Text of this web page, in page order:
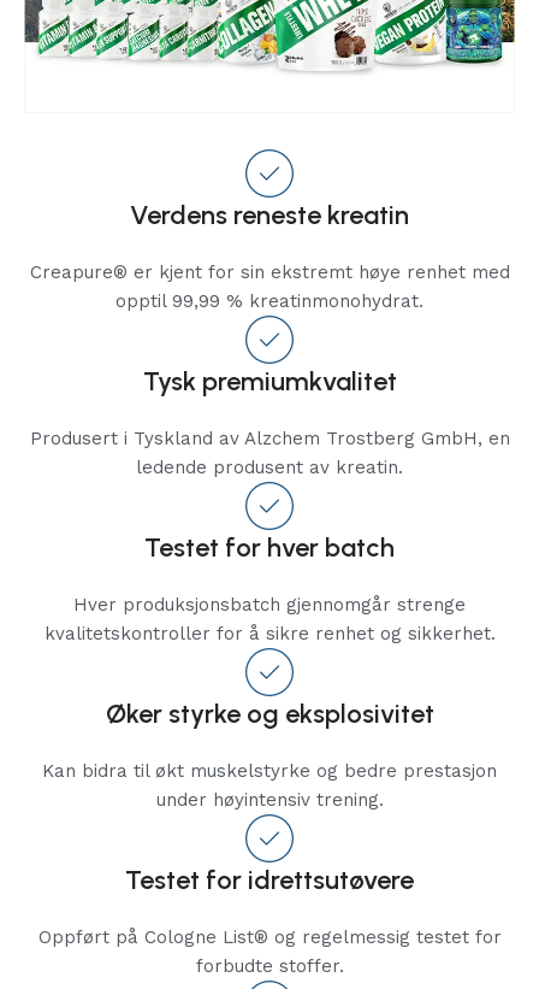
Verdens reneste kreatin
Creapure® er kjent for sin ekstremt høye renhet med
opptil 99,99 % kreatinmonohydrat.
Tysk premiumkvalitet
Produsert i Tyskland av Alzchem Trostberg GmbH, en
ledende produsent av kreatin.
Testet for hver batch
Hver produksjonsbatch gjennomgår strenge
kvalitetskontroller for å sikre renhet og sikkerhet.
Øker styrke og eksplosivitet
Kan bidra til økt muskelstyrke og bedre prestasjon
under høyintensiv trening.
Testet for idrettsutøvere
Oppført på Cologne List® og regelmessig testet for
forbudte stoffer.